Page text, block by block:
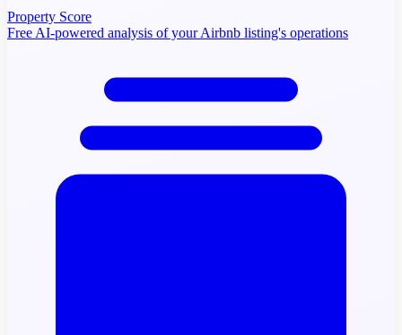
Property Score
Free AI-powered analysis of your Airbnb listing's operations